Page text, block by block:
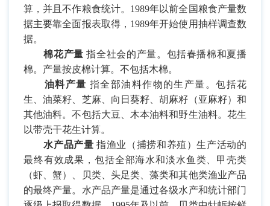
算，并且不作粮食统计。 1989年以前全国粮食产量数
据主要靠全面报表取得， 1989年开始使用抽样调查数
据。
棉花产量 指全社会的产量。包括春播棉和夏播
棉。产量按皮棉计算。不包括木棉。
油料产量 指全部油料作物的生产量。包括花
生、油菜籽、芝麻、向日葵籽、胡麻籽（亚麻籽）和
其他油料。不包括大豆、木本油料和野生油料。花生
以带壳干花生计算。
水产品产量 指渔业（捕捞和养殖）生产活动的
最终有效成果，包括全部海水和淡水鱼类、甲壳类
（虾、蟹）、贝类、头足类、藻类和其他类渔业产品
的最终产量。水产品产量是通过各级水产和统计部门